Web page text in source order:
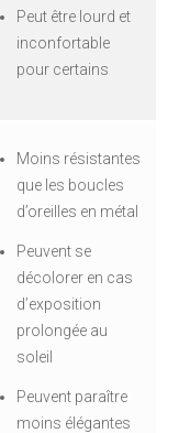
Peut être lourd et
inconfortable
pour certains
Moins résistantes
que les boucles
d’oreilles en métal
Peuvent se
décolorer en cas
d’exposition
prolongée au
soleil
Peuvent paraître
moins élégantes